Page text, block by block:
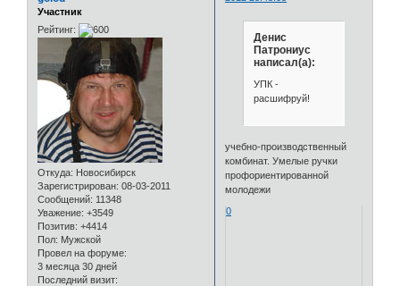
Участник
Рейтинг:
Откуда: Новосибирск
Зарегистрирован: 08-03-2011
Сообщений: 11348
Уважение: +3549
Позитив: +4414
Пол: Мужской
Провел на форуме:
3 месяца 30 дней
Последний визит:
Денис
Патрониус
написал(а):
УПК -
расшифруй!
учебно-производственный
комбинат. Умелые ручки
профориентированной
молодежи
0